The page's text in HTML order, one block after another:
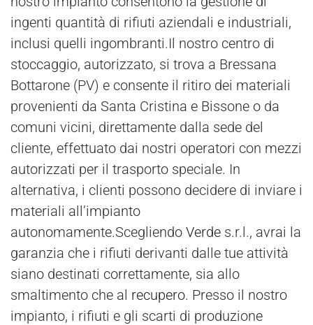
ingenti quantità di rifiuti aziendali e industriali,
inclusi quelli ingombranti.Il nostro centro di
stoccaggio, autorizzato, si trova a Bressana
Bottarone (PV) e consente il ritiro dei materiali
provenienti da Santa Cristina e Bissone o da
comuni vicini, direttamente dalla sede del
cliente, effettuato dai nostri operatori con mezzi
autorizzati per il trasporto speciale. In
alternativa, i clienti possono decidere di inviare i
materiali all’impianto
autonomamente.Scegliendo Verde s.r.l., avrai la
garanzia che i rifiuti derivanti dalle tue attività
siano destinati correttamente, sia allo
smaltimento che al recupero. Presso il nostro
impianto, i rifiuti e gli scarti di produzione